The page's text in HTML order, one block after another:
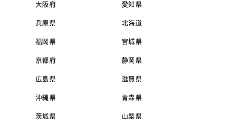
大阪府 愛知県
兵庫県 北海道
福岡県 宮城県
京都府 静岡県
広島県 滋賀県
沖縄県 青森県
茨城県 山梨県